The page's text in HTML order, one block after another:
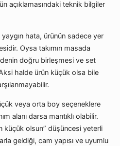
açıklamasındaki teknik bilgiler
hata, ürünün sadece yer
Oysa takımın masada
doğru birleşmesi ve set
halde ürün küçük olsa bile
veya orta boy seçeneklere
alanı darsa mantıklı olabilir.
küçük olsun” düşüncesi yeterli
geldiği, cam yapısı ve uyumlu